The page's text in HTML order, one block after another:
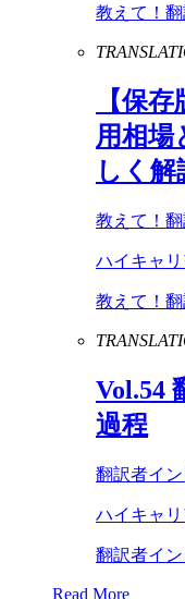
教えて！
【保
用相場
しく解
教えて！
ハイキャ
教えて！
Vol.54
過程
翻訳者イ
ハイキャ
翻訳者イ
Read More